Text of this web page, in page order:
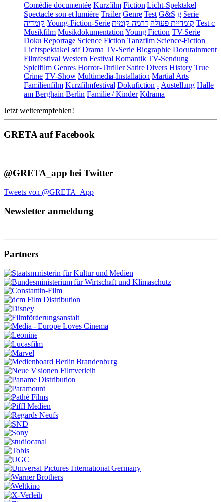
Comédie documentée Kurzfilm Fiction Licht-Spektakel
Spectacle son et lumière Trailer Genre Test G&S g Serie
קומדיה Young-Fiction-Serie קומדיית פעולה דרמה קומית
Test c
Musikfilm Musikdokumentation Young Fiction TV-Serie
Doku Reportage Science Fiction Tanzfilm Science-Fiction
Lichtspektakel sdf Drama TV-Serie Biographie Docutainment
Filmfestival Western Festival Romantik TV-Sendung
Spielfilm Genres Horror-Thriller Satire Divers History True
Crime TV-Show Multimedia-Installation Martial Arts
Familienfilm Kurzfilmfestival Dokufiction - Austellung Halle
am Berghain Berlin Familie / Kinder Kdrama
Jetzt weiterempfehlen!
GRETA auf Facebook
@GRETA_app bei Twitter
Tweets von @GRETA_App
Newsletter anmeldung
Partners